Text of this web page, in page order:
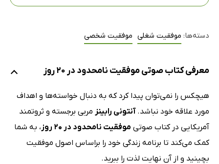
دسته‌ها: موفقیت شغلی موفقیت شخصی
معرفی کتاب صوتی موفقیت نامحدود در 20 روز
هیچکس را نمی‌توان پیدا کرد که به دنبال خواسته‌ها و اهداف
مورد علاقه خود نباشد.آنتونی رابینز مربی برجسته و ثروتمند
آمریکایی در کتاب صوتی موفقیت نامحدود در 20 روز
، به شما
کمک می‌کند تا برنامه زندگی خود را براساس اصول موفقیت
بچینید و از آن نهایت لذت را ببرید.